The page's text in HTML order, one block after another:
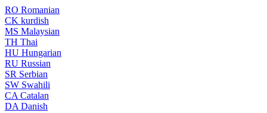
RO Romanian
CK kurdish
MS Malaysian
TH Thai
HU Hungarian
RU Russian
SR Serbian
SW Swahili
CA Catalan
DA Danish